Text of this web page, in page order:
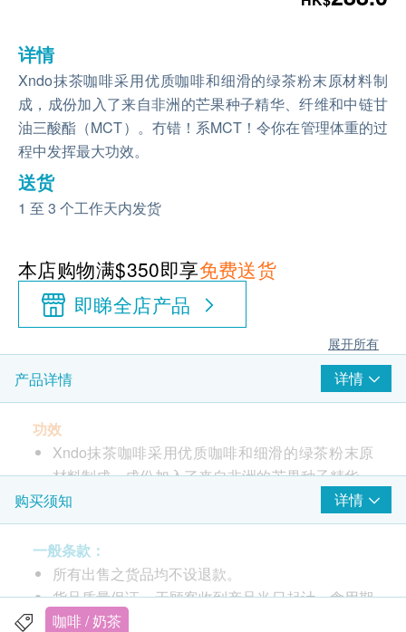
详情
Xndo抹茶咖啡采用优质咖啡和细滑的绿茶粉末原材料制
成，成份加入了来自非洲的芒果种子精华、纤维和中链甘
油三酸酯（MCT）。冇错！系MCT！令你在管理体重的过
程中发挥最大功效。
送货
1 至 3 个工作天内发货
本店购物满$350即享免费送货
即睇全店产品
展开所有
产品详情 详情
功效
Xndo抹茶咖啡采用优质咖啡和细滑的绿茶粉末原
材料制成，成份加入了来自非洲的芒果种子精华、
纤维和中链甘油三酸酯（MCT）。冇错！系
MCT！令你在管理体重的过程中发挥最大功效。
独门的烘焙技术锁定咖啡豆的香气，从而保留咖啡
的最佳风味。 Xndo抹茶咖啡香气四溢，选材自优
质咖啡豆，口感浓郁，余韵绵绵。让你在一天中无
时无刻都精神焕发，满心满足。
购买须知 详情
一般条款：
所有出售之货品均不设退款。
货品质量保证，于顾客收到产品当日起计，食用期
应最少有12个月或以上。
咖啡 / 奶茶